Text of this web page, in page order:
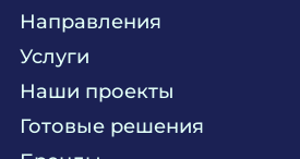
Направления
Кухня
Прачечная
Текстиль
Услуги
Поставка аксессуаров и
Сервисное обслуживание
Наши проекты
Готовые решения